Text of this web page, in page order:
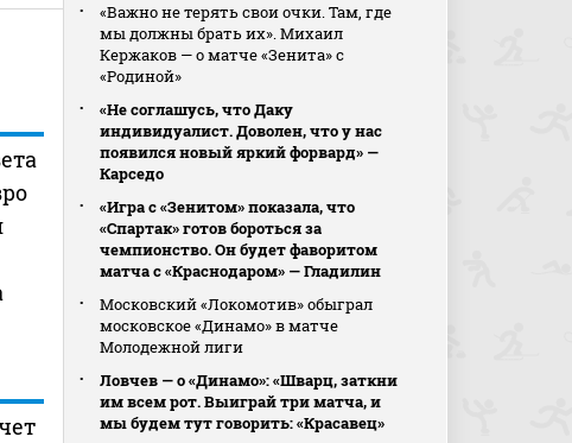
«Важно не терять свои очки. Там, где
мы должны брать их». Михаил
Кержаков — о матче «Зенита» с
«Родиной»
«Не соглашусь, что Даку
индивидуалист. Доволен, что у нас
появился новый яркий форвард» —
Карседо
«Игра с «Зенитом» показала, что
«Спартак» готов бороться за
чемпионство. Он будет фаворитом
матча с «Краснодаром» — Гладилин
Московский «Локомотив» обыграл
московское «Динамо» в матче
Молодежной лиги
Ловчев — о «Динамо»: «Шварц, заткни
им всем рот. Выиграй три матча, и
мы будем тут говорить: «Красавец»